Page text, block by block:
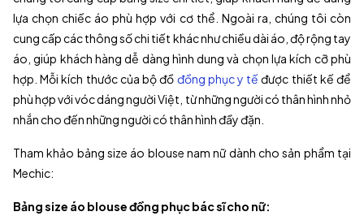
lựa chọn chiếc áo phù hợp với cơ thể. Ngoài ra, chúng tôi còn
cung cấp các thông số chi tiết khác như chiều dài áo, độ rộng tay
áo, giúp khách hàng dễ dàng hình dung và chọn lựa kích cỡ phù
hợp. Mỗi kích thước của bộ đồ đồng phục y tếđược thiết kế để
phù hợp với vóc dáng người Việt, từ những người có thân hình nhỏ
nhắn cho đến những người có thân hình đầy đặn.
Tham khảo bảng size áo blouse nam nữ dành cho sản phẩm tại
Mechic:
Bảng size áo blouse đồng phục bác sĩ cho nữ: